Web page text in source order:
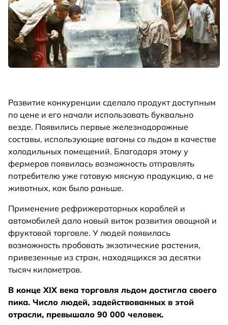
Развитие конкуренции сделало продукт доступным
по цене и его начали использовать буквально
везде. Появились первые железнодорожные
составы, использующие вагоны со льдом в качестве
холодильных помещений. Благодаря этому у
фермеров появилась возможность отправлять
потребителю уже готовую мясную продукцию, а не
животных, как было раньше.
Применение рефрижераторных кораблей и
автомобилей дало новый виток развития овощной и
фруктовой торговле. У людей появилась
возможность пробовать экзотические растения,
привезенные из стран, находящихся за десятки
тысяч километров.
В конце XIX века торговля льдом достигла своего
пика. Число людей, задействованных в этой
отрасли, превышало 90 000 человек.